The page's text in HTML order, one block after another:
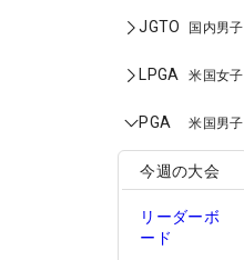
JGTO 国内男子
LPGA 米国女子
PGA 米国男子
今週の大会
リーダーボ
ード